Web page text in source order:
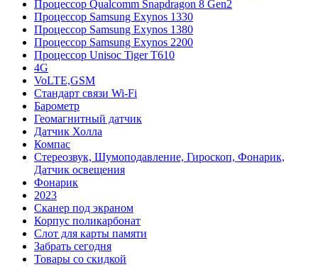
Процессор Qualcomm Snapdragon 8 Gen2
Процессор Samsung Exynos 1330
Процессор Samsung Exynos 1380
Процессор Samsung Exynos 2200
Процессор Unisoc Tiger T610
4G
VoLTE,GSM
Cтандарт связи Wi-Fi
Барометр
Геомагнитный датчик
Датчик Холла
Компас
Стереозвук, Шумоподавление, Гироскоп, Фонарик,
Датчик освещения
Фонарик
2023
Сканер под экраном
Корпус поликарбонат
Слот для карты памяти
Забрать сегодня
Товары со скидкой